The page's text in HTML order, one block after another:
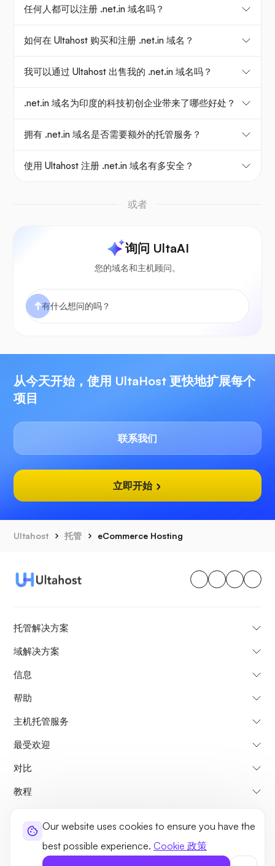
Our website uses cookies to ensure you have the
best possible experience. Cookie 政策
任何人都可以注册 .net.in 域名吗？
如何在 Ultahost 购买和注册 .net.in 域名？
我可以通过 Ultahost 出售我的 .net.in 域名吗？
.net.in 域名为印度的科技初创企业带来了哪些好处？
拥有 .net.in 域名是否需要额外的托管服务？
使用 Ultahost 注册 .net.in 域名有多安全？
或者
询问 UltaAI
您的域名和主机顾问。
从今天开始，使用 UltaHost 更快地扩展每个
项目
联系我们
立即开始
Ultahost 托管 eCommerce Hosting
托管解决方案
域解决方案
信息
帮助
主机托管服务
最受欢迎
对比
教程
关于我们取消和退款政策条款和条件隐私政策法律事务站点地图